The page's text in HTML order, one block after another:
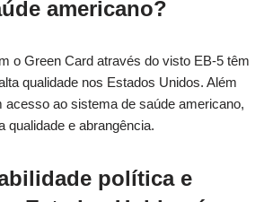
americano?
o Green Card através do visto EB-5 têm
qualidade nos Estados Unidos. Além
ao sistema de saúde americano,
qualidade e abrangência.
política e